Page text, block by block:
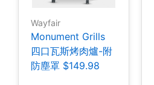
Wayfair
Monument Grills
四口瓦斯烤肉爐-附
防塵罩 $149.98